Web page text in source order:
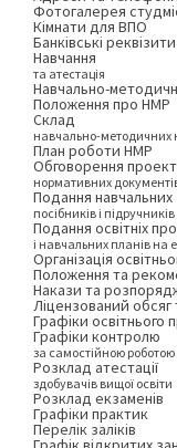
Фотогалерея
Кімнати для ВПО
Банківські реквізити
Навчання
та атестація
Навчально-
Положення про НМР
Склад
навчально-методичних
План роботи НМР
Обговорення
нормативних
Подання навчальних
посібників і
Подання освітніх
і навчальних планів на
Організація
Положення та
Накази та
Ліцензований обсяг
Графіки освітнього
Графіки контролю
за самостійною роботою
Розклад атестації
здобувачів вищої освіти
Розклад екзаменів
Графіки практик
Перелік заліків